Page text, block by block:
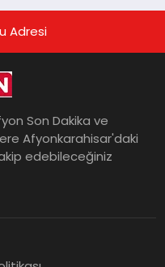
Adresi
Son Dakika ve
Afyonkarahisar'daki
edebileceğiniz